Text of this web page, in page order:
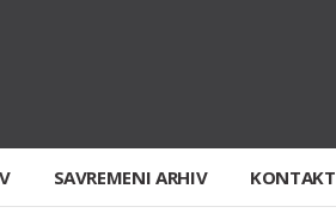
SAVREMENI ARHIV KONTAKT